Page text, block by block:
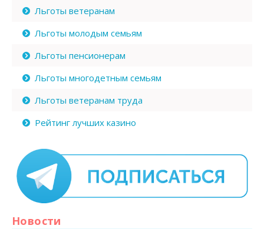
Льготы ветеранам
Льготы молодым семьям
Льготы пенсионерам
Льготы многодетным семьям
Льготы ветеранам труда
Рейтинг лучших казино
Новости